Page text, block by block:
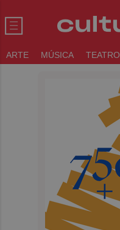
ARTE MÚSICA TEATRO